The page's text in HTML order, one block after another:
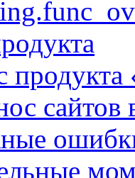
продукта
сайтов